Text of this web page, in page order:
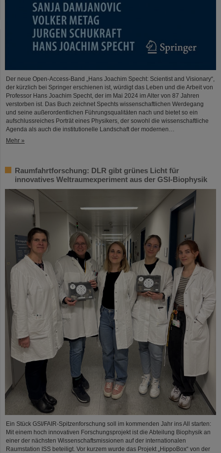
Der neue Open-Access-Band „Hans Joachim Specht: Scientist and Visionary“,
der kürzlich bei Springer erschienen ist, würdigt das Leben und die Arbeit von
Professor Hans Joachim Specht, der im Mai 2024 im Alter von 87 Jahren
verstorben ist. Das Buch zeichnet Spechts wissenschaftlichen Werdegang
und seine außerordentlichen Führungsqualitäten nach und bietet so ein
aufschlussreiches Porträt eines Physikers, der sowohl die wissenschaftliche
Agenda als auch die institutionelle Landschaft der modernen…
Mehr »
Raumfahrtforschung: DLR gibt grünes Licht für
innovatives Weltraumexperiment aus der GSI-Biophysik
Ein Stück GSI/FAIR-Spitzenforschung soll im kommenden Jahr ins All starten:
Mit einem hoch innovativen Forschungsprojekt ist die Abteilung Biophysik an
einer der nächsten Wissenschaftsmissionen auf der internationalen
Raumstation ISS beteiligt. Vor kurzem wurde das Projekt „HippoBox“ von der